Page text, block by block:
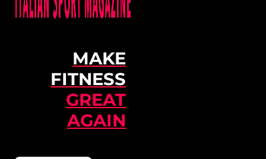
MAKE
FITNESS
GREAT
AGAIN